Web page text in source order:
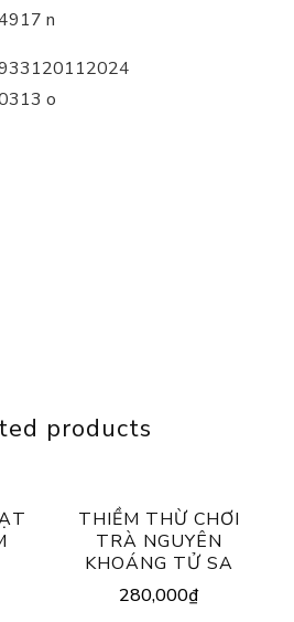
products
THIỀM THỪ CHƠI
TRÀ NGUYÊN
KHOÁNG TỬ SA
280,000₫